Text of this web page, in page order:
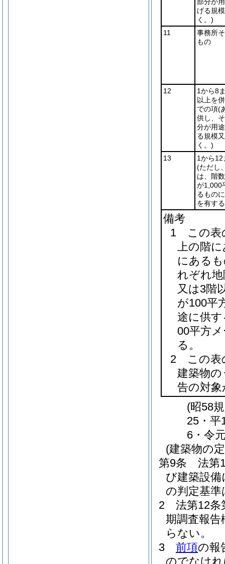
げる規
く。)
11
事務所
もの
12
1から8
以上を
での項(
供し、
分が用
る規模
く。)
13
1から12
(ただし
は、階
が1,000
るもの
を有す
備考
1 この表
上の階
にある
れぞれ
又は3階
が100平
途に供
00平方
る。
2 この表
建築物
告の対
(昭58
25・平
6・令
(建築物の
第9条
法第
び建築設
の判定基
2
法第12条
期調査報
らない。
3
前項の報
のでなけ